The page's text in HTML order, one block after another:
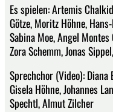
Es spielen: Artemis
Götze, Moritz Höhne,
Sabina Moe, Angel
Zora Schemm, Jonas
Sprechchor (Video):
Gisela Höhne, Johannes
Spechtl, Almut Zilcher